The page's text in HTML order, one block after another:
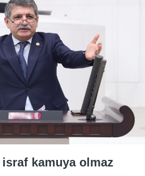
kamuya olmaz